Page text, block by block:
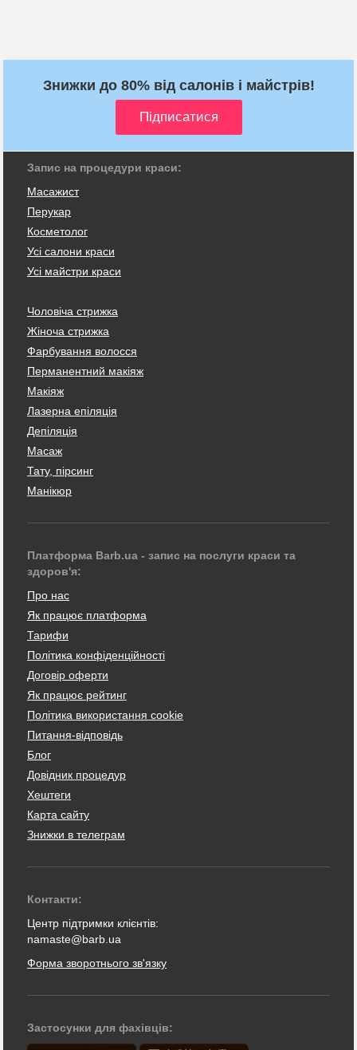
Знижки до 80% від салонів і майстрів!
Запис на процедури краси:
Масажист
Перукар
Косметолог
Усі салони краси
Усі майстри краси
Чоловіча стрижка
Жіноча стрижка
Фарбування волосся
Перманентний макіяж
Макіяж
Лазерна епіляція
Депіляція
Масаж
Тату, пірсинг
Манікюр
Платформа Barb.ua - запис на послуги краси та
здоров'я:
Про нас
Як працює платформа
Тарифи
Політика конфіденційності
Договір оферти
Як працює рейтинг
Політика використання cookie
Питання-відповідь
Блог
Довідник процедур
Хештеги
Карта сайту
Знижки в телеграм
Контакти:
Центр підтримки клієнтів:
namaste@barb.ua
Форма зворотнього зв'язку
Застосунки для фахівців: